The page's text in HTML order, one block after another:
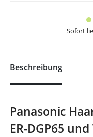
Sofort
Beschreibung
Panasonic
ER-DGP65